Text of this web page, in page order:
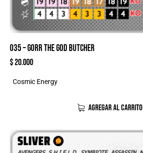
035 – GORR THE GOD BUTCHER
$20.000
Cosmic Energy
AGREGAR AL CARRITO